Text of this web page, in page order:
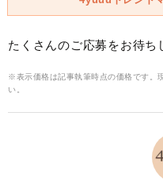
たくさんのご応募をお待ち
※表示価格は記事執筆時点の価格です。
い。